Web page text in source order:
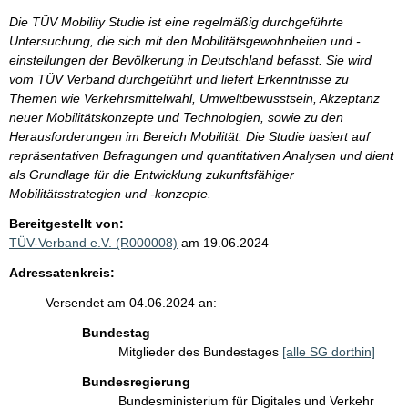
Die TÜV Mobility Studie ist eine regelmäßig durchgeführte
Untersuchung, die sich mit den Mobilitätsgewohnheiten und -
einstellungen der Bevölkerung in Deutschland befasst. Sie wird
vom TÜV Verband durchgeführt und liefert Erkenntnisse zu
Themen wie Verkehrsmittelwahl, Umweltbewusstsein, Akzeptanz
neuer Mobilitätskonzepte und Technologien, sowie zu den
Herausforderungen im Bereich Mobilität. Die Studie basiert auf
repräsentativen Befragungen und quantitativen Analysen und dient
als Grundlage für die Entwicklung zukunftsfähiger
Mobilitätsstrategien und -konzepte.
Bereitgestellt von:
TÜV-Verband e.V. (R000008) am 19.06.2024
Adressatenkreis:
Versendet am 04.06.2024 an:
Bundestag
Mitglieder des Bundestages [alle SG dorthin]
Bundesregierung
Bundesministerium für Digitales und Verkehr